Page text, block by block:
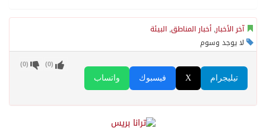
آخر الأخبار, أخبار المناطق, البيئة
لا يوجد وسوم
واتساب فيسبوك X تيليجرام
(
0
) (
0
)